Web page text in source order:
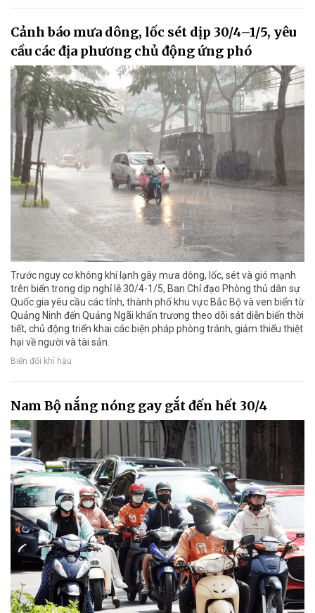
Cảnh báo mưa dông, lốc sét dịp 30/4–1/5, yêu
cầu các địa phương chủ động ứng phó
Trước nguy cơ không khí lạnh gây mưa dông, lốc, sét và gió mạnh
trên biển trong dịp nghỉ lễ 30/4-1/5, Ban Chỉ đạo Phòng thủ dân sự
Quốc gia yêu cầu các tỉnh, thành phố khu vực Bắc Bộ và ven biển từ
Quảng Ninh đến Quảng Ngãi khẩn trương theo dõi sát diễn biến thời
tiết, chủ động triển khai các biện pháp phòng tránh, giảm thiểu thiệt
hại về người và tài sản.
Biến đổi khí hậu
Nam Bộ nắng nóng gay gắt đến hết 30/4